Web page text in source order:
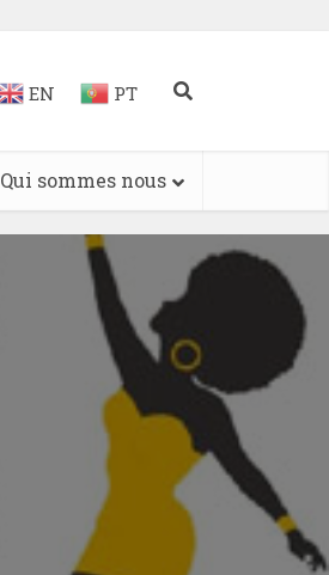
EN PT
Qui sommes nous